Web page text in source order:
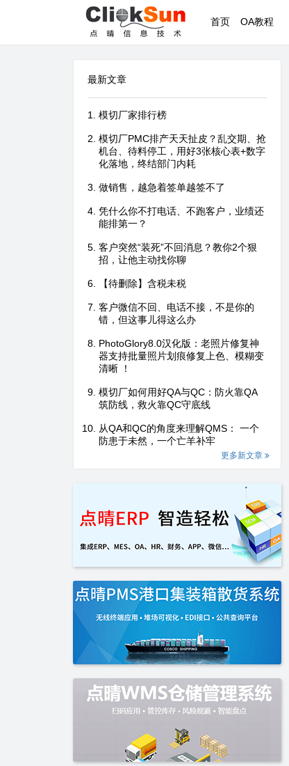
首页 OA教程
最新文章
模切厂家排行榜
模切厂PMC排产天天扯皮？乱交期、抢
机台、待料停工，用好3张核心表+数字
化落地，终结部门内耗
做销售，越急着签单越签不了
凭什么你不打电话、不跑客户，业绩还
能排第一？
客户突然“装死”不回消息？教你2个狠
招，让他主动找你聊
【待删除】含税未税
客户微信不回、电话不接，不是你的
错，但这事儿得这么办
PhotoGlory8.0汉化版：老照片修复神
器支持批量照片划痕修复上色、模糊变
清晰 ！
模切厂如何用好QA与QC：防火靠QA
筑防线，救火靠QC守底线
从QA和QC的角度来理解QMS： 一个
防患于未然，一个亡羊补牢
更多新文章